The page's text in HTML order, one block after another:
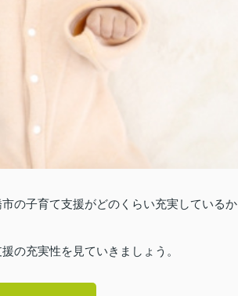
の子育て支援がどのくらい充実しているか
の充実性を見ていきましょう。